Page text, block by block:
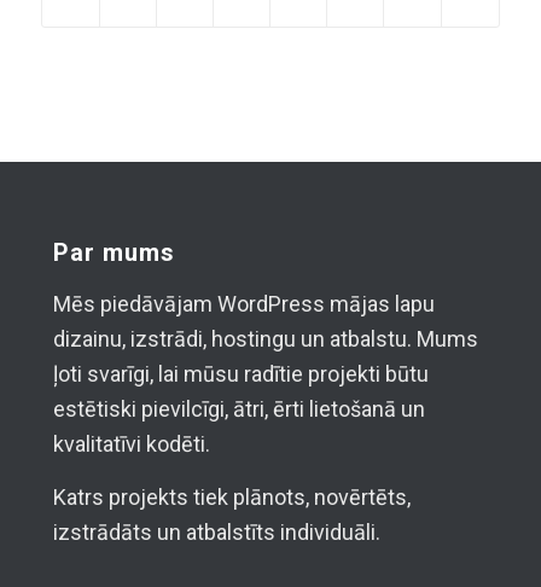
Par mums
Mēs piedāvājam WordPress mājas lapu
dizainu, izstrādi, hostingu un atbalstu. Mums
ļoti svarīgi, lai mūsu radītie projekti būtu
estētiski pievilcīgi, ātri, ērti lietošanā un
kvalitatīvi kodēti.
Katrs projekts tiek plānots, novērtēts,
izstrādāts un atbalstīts individuāli.